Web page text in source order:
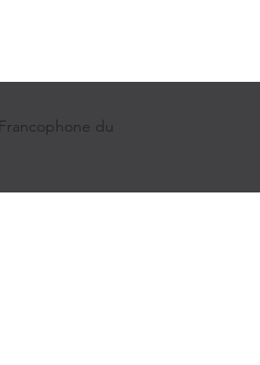
du